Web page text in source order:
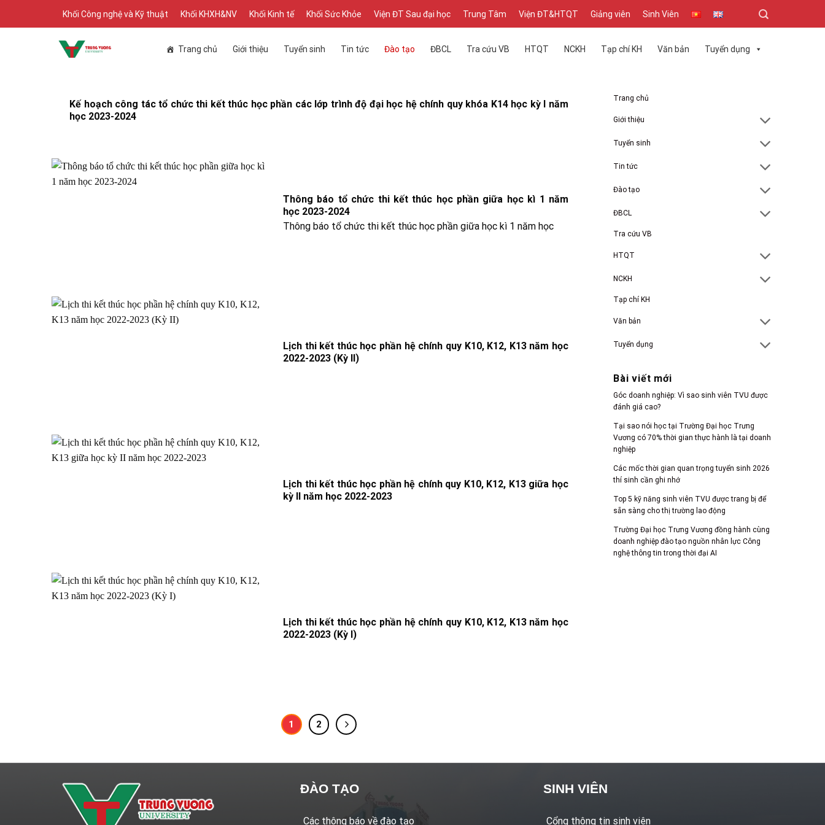
Khối Công nghệ và Kỹ thuật Khối KHXH&NV Khối Kinh tế Khối Sức Khỏe Viện ĐT Sau đại học Trung Tâm Viện ĐT&HTQT Giảng viên Sinh Viên
Trang chủ Giới thiệu Tuyển sinh Tin tức Đào tạo ĐBCL Tra cứu VB HTQT NCKH Tạp chí KH Văn bản Tuyển dụng
Kế hoạch công tác tổ chức thi kết thúc học phần các lớp trình độ đại học hệ chính quy khóa K14 học kỳ I năm
học 2023-2024
Thông báo tổ chức thi kết thúc học phần giữa học kì 1 năm
học 2023-2024
Thông báo tổ chức thi kết thúc học phần giữa học kì 1 năm học
Lịch thi kết thúc học phần hệ chính quy K10, K12, K13 năm học
2022-2023 (Kỳ II)
Lịch thi kết thúc học phần hệ chính quy K10, K12, K13 giữa học
kỳ II năm học 2022-2023
Lịch thi kết thúc học phần hệ chính quy K10, K12, K13 năm học
2022-2023 (Kỳ I)
1 2
Trang chủ
Giới thiệu
Tuyển sinh
Tin tức
Đào tạo
ĐBCL
Tra cứu VB
HTQT
NCKH
Tạp chí KH
Văn bản
Tuyển dụng
Bài viết mới
Góc doanh nghiệp: Vì sao sinh viên TVU được
đánh giá cao?
Tại sao nói học tại Trường Đại học Trưng
Vương có 70% thời gian thực hành là tại doanh
nghiệp
Các mốc thời gian quan trọng tuyển sinh 2026
thí sinh cần ghi nhớ
Top 5 kỹ năng sinh viên TVU được trang bị để
sẵn sàng cho thị trường lao động
Trường Đại học Trưng Vương đồng hành cùng
doanh nghiệp đào tạo nguồn nhân lực Công
nghệ thông tin trong thời đại AI
ĐÀO TẠO
Các thông báo về đào tạo
SINH VIÊN
Cổng thông tin sinh viên